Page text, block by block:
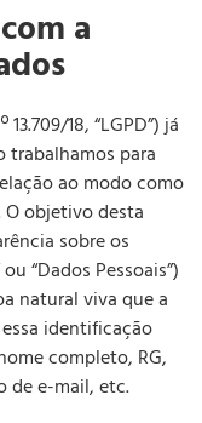
a
18, “LGPD”) já
trabalhamos para
ao modo como
objetivo desta
sobre os
“Dados Pessoais”)
natural viva que a
identificação
completo, RG,
de e-mail, etc.